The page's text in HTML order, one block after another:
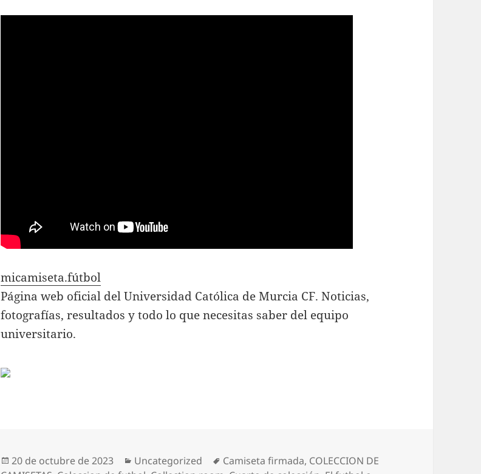
micamiseta.fútbol
Página web oficial del Universidad Católica de Murcia CF. Noticias,
fotografías, resultados y todo lo que necesitas saber del equipo
universitario.
Publicado
20 de octubre de 2023 Categorías
Uncategorized Etiquetas
Camiseta firmada, COLECCION DE